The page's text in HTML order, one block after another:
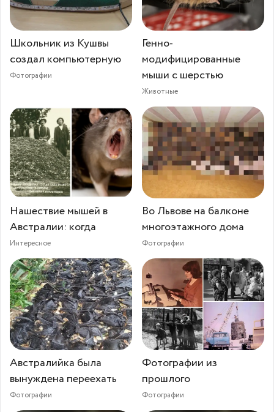
Школьник из Кушвы
создал компьютерную
Фотографии
Генно-
модифицированные
мыши с шерстью
Животные
Нашествие мышей в
Австралии: когда
Интересное
Во Львове на балконе
многоэтажного дома
Фотографии
Австралийка была
вынуждена переехать
Фотографии
Фотографии из
прошлого
Фотографии